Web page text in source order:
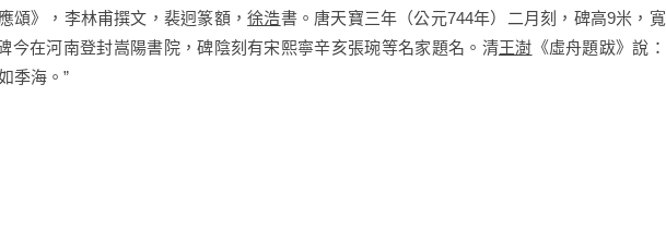
頌》，李林甫撰文，裴迥篆額，徐浩書。唐天寶三年（公元744年）二月刻，碑高9米，寬
今在河南登封嵩陽書院，碑陰刻有宋熙寧辛亥張琬等名家題名。清王澍 《虛舟題跋》說：
季海。”